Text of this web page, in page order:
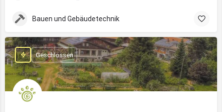
Bauen und Gebäudetechnik
Geschlossen